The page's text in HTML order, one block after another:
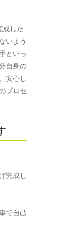
成した
いよう
といっ
自身の
安心し
プロセ
完成し
で自己